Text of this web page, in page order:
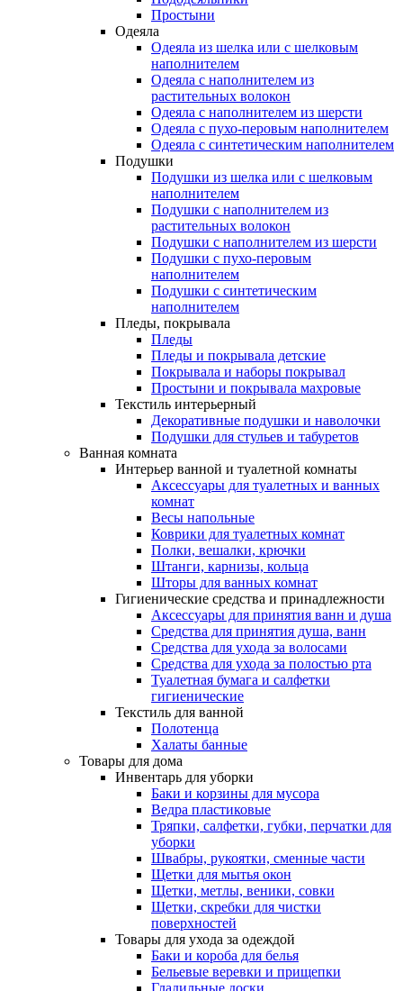
Простыни
Одеяла
Одеяла из шелка или с шелковым
наполнителем
Одеяла с наполнителем из
растительных волокон
Одеяла с наполнителем из шерсти
Одеяла с пухо-перовым наполнителем
Одеяла с синтетическим наполнителем
Подушки
Подушки из шелка или с шелковым
наполнителем
Подушки с наполнителем из
растительных волокон
Подушки с наполнителем из шерсти
Подушки с пухо-перовым
наполнителем
Подушки с синтетическим
наполнителем
Пледы, покрывала
Пледы
Пледы и покрывала детские
Покрывала и наборы покрывал
Простыни и покрывала махровые
Текстиль интерьерный
Декоративные подушки и наволочки
Подушки для стульев и табуретов
Ванная комната
Интерьер ванной и туалетной комнаты
Аксессуары для туалетных и ванных
комнат
Весы напольные
Коврики для туалетных комнат
Полки, вешалки, крючки
Штанги, карнизы, кольца
Шторы для ванных комнат
Гигиенические средства и принадлежности
Аксессуары для принятия ванн и душа
Средства для принятия душа, ванн
Средства для ухода за волосами
Средства для ухода за полостью рта
Туалетная бумага и салфетки
гигиенические
Текстиль для ванной
Полотенца
Халаты банные
Товары для дома
Инвентарь для уборки
Баки и корзины для мусора
Ведра пластиковые
Тряпки, салфетки, губки, перчатки для
уборки
Швабры, рукоятки, сменные части
Щетки для мытья окон
Щетки, метлы, веники, совки
Щетки, скребки для чистки
поверхностей
Товары для ухода за одеждой
Баки и короба для белья
Бельевые веревки и прищепки
Гладильные доски